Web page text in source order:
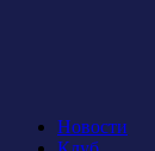
Новости